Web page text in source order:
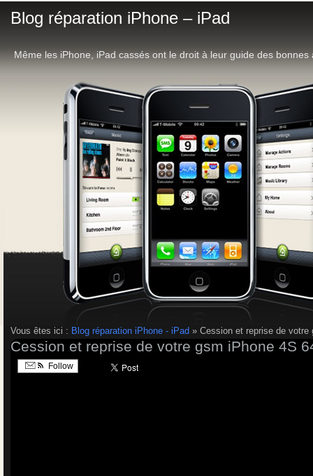
Blog réparation iPhone – iPad
Même les iPhone, iPad cassés ont le droit à leur guide des bonnes
Vous êtes ici : Blog réparation iPhone - iPad » Cession et reprise de
Cession et reprise de votre gsm iPhone 4S
Follow